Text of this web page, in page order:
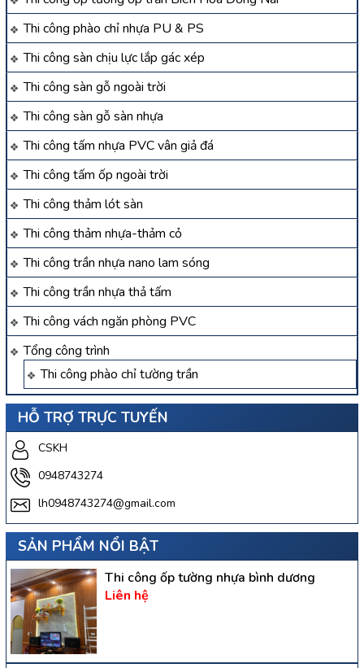
Thi công phào chỉ nhựa PU & PS
Thi công sàn chịu lực lắp gác xép
Thi công sàn gỗ ngoài trời
Thi công sàn gỗ sàn nhựa
Thi công tấm nhựa PVC vân giả đá
Thi công tấm ốp ngoài trời
Thi công thảm lót sàn
Thi công thảm nhựa-thảm cỏ
Thi công trần nhựa nano lam sóng
Thi công trần nhựa thả tấm
Thi công vách ngăn phòng PVC
Tổng công trình
Thi công phào chỉ tường trần
HỖ TRỢ TRỰC TUYẾN
CSKH
0948743274
lh0948743274@gmail.com
SẢN PHẨM NỔI BẬT
Thi công ốp tường nhựa bình dương
Liên hệ